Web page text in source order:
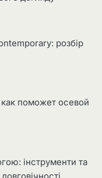
розбір
поможет осевой
інструменти та